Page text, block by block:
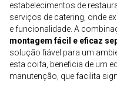
estabelecimentos de
serviços de catering, onde
e funcionalidade. A
montagem fácil e eficaz
solução fiável para um
esta coifa, beneficia de um
manutenção, que facilita